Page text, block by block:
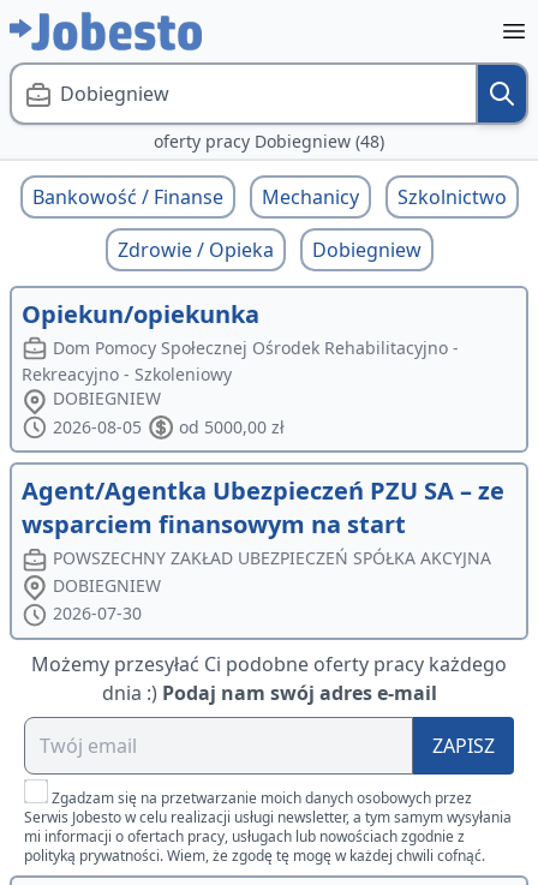
Dobiegniew
oferty pracy Dobiegniew (48)
Bankowość / Finanse Mechanicy
Szkolnictwo
Zdrowie / Opieka
Dobiegniew
Opiekun/opiekunka
Dom Pomocy Społecznej Ośrodek Rehabilitacyjno -
Rekreacyjno - Szkoleniowy
DOBIEGNIEW
2026-08-05
od 5000,00 zł
Agent/Agentka Ubezpieczeń PZU SA – ze
wsparciem finansowym na start
POWSZECHNY ZAKŁAD UBEZPIECZEŃ SPÓŁKA AKCYJNA
DOBIEGNIEW
2026-07-30
Możemy przesyłać Ci podobne oferty pracy każdego
dnia :) Podaj nam swój adres e-mail
ZAPISZ
Zgadzam się na przetwarzanie moich danych osobowych przez
Serwis Jobesto w celu realizacji usługi newsletter, a tym samym wysyłania
mi informacji o ofertach pracy, usługach lub nowościach zgodnie z
polityką prywatności. Wiem, że zgodę tę mogę w każdej chwili cofnąć.